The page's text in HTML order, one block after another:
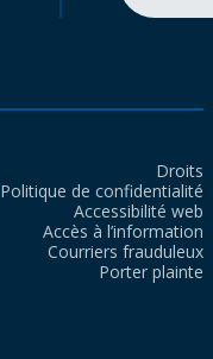
Droits
Politique de confidentialité
Accessibilité web
Accès à l’information
Courriers frauduleux
Porter plainte